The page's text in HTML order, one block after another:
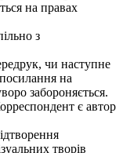
на правах
з
чи наступне
на
забороняється.
є автор
творів